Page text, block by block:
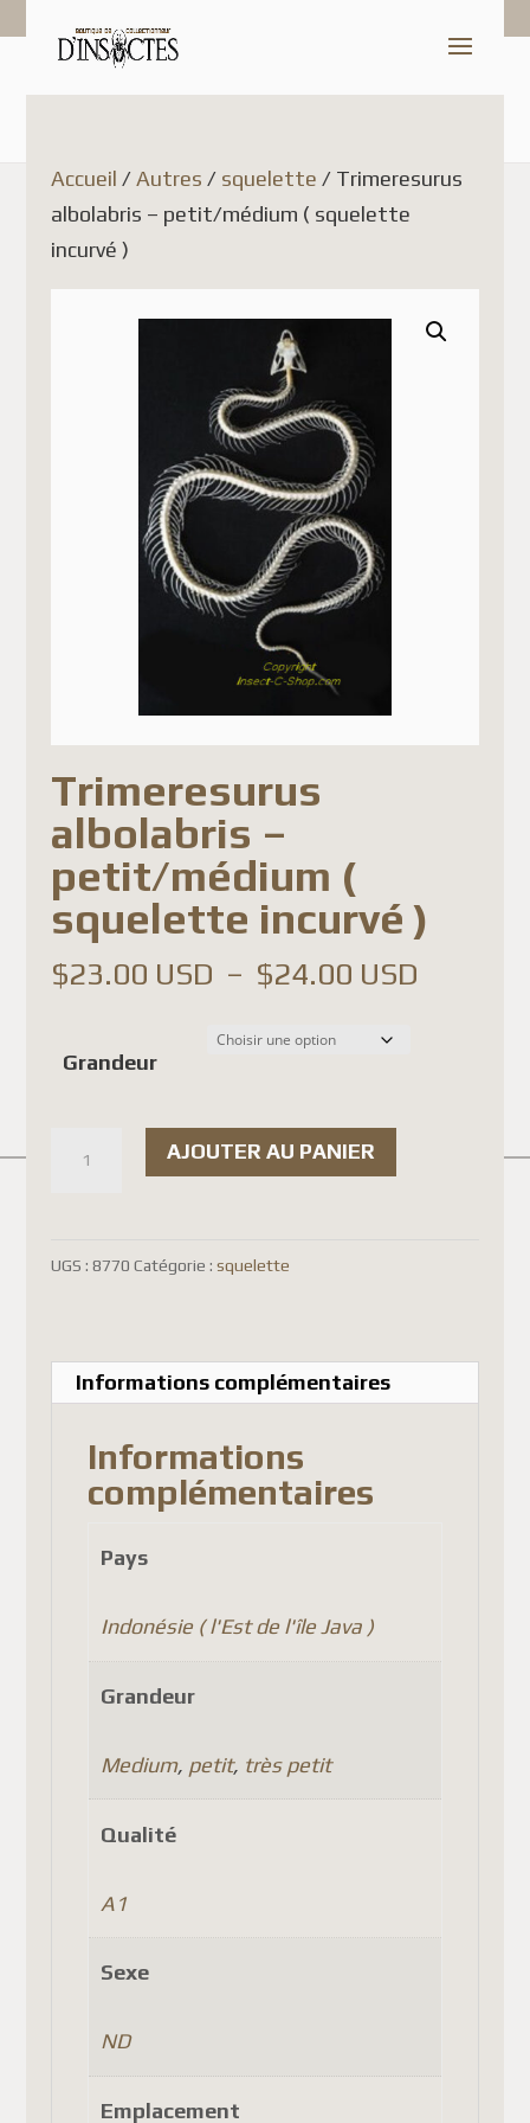
Accueil /Autres / squelette / Trimeresurus
albolabris – petit/médium ( squelette
incurvé )
Trimeresurus
albolabris –
petit/médium (
squelette incurvé )
$23.00 USD – $24.00 USD
$24.00
Grandeur
(
squelette
AJOUTER AU PANIER
UGS : 8770 Catégorie : squelette
Informations complémentaires
Informations
complémentaires
Pays
Indonésie ( l'Est de l'île Java )
Grandeur
Medium, petit, très petit
Qualité
A1
Sexe
ND
Emplacement